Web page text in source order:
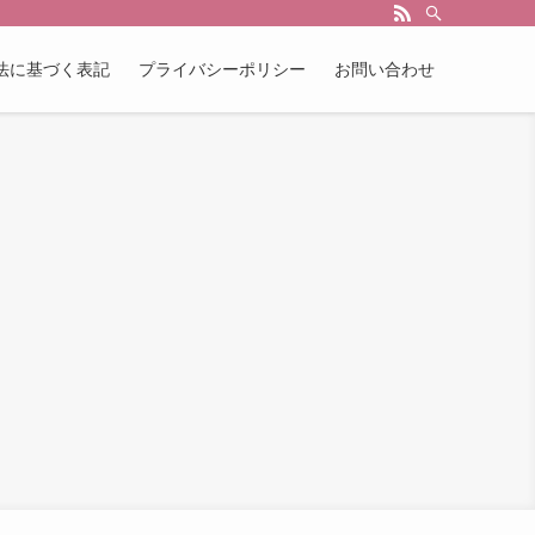
に基づく表記 プライバシーポリシー お問い合わせ